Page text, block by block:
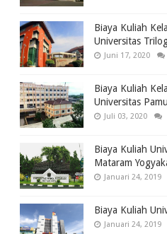
Biaya Kuliah
Universitas
Juni 17, 2020
Biaya Kuliah
Universitas
Juli 03, 2020
Biaya Kuliah
Mataram
Januari 24, 2019
Biaya Kuliah
Januari 24, 2019